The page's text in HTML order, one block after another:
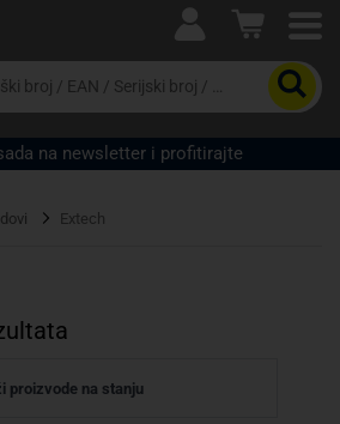
asortiman proizvoda i
na newsletter i profitirajte
Extech
proizvode na stanju